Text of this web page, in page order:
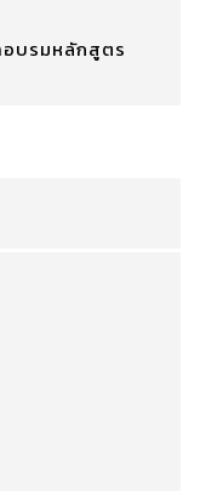
อบรมหลักสูตร